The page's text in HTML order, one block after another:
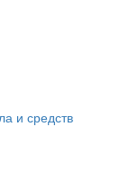
и средств